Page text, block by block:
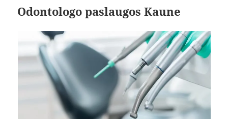
Odontologo paslaugos Kaune